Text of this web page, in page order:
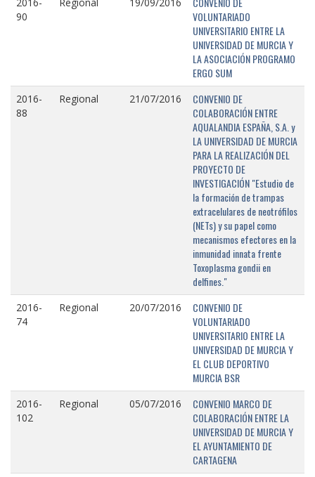
90
VOLUNTARIADO
UNIVERSITARIO ENTRE LA
UNIVERSIDAD DE MURCIA Y
LA ASOCIACIÓN PROGRAMO
ERGO SUM
2016-
88
Regional 21/07/2016
CONVENIO DE
COLABORACIÓN ENTRE
AQUALANDIA ESPAÑA, S.A. y
LA UNIVERSIDAD DE MURCIA
PARA LA REALIZACIÓN DEL
PROYECTO DE
INVESTIGACIÓN "Estudio de
la formación de trampas
extracelulares de neotrófilos
(NETs) y su papel como
mecanismos efectores en la
inmunidad innata frente
Toxoplasma gondii en
delfines."
2016-
74
Regional 20/07/2016
CONVENIO DE
VOLUNTARIADO
UNIVERSITARIO ENTRE LA
UNIVERSIDAD DE MURCIA Y
EL CLUB DEPORTIVO
MURCIA BSR
2016-
102
Regional 05/07/2016
CONVENIO MARCO DE
COLABORACIÓN ENTRE LA
UNIVERSIDAD DE MURCIA Y
EL AYUNTAMIENTO DE
CARTAGENA